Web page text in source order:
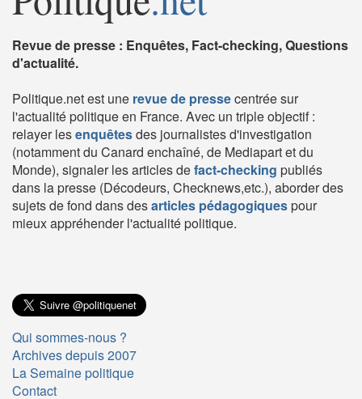
Revue de presse : Enquêtes, Fact-checking, Questions
d'actualité.
Politique.net est une revue de pressecentrée sur
l'actualité politique en France. Avec un triple objectif :
relayer lesenquêtesdes journalistes d'investigation
(notamment du Canard enchaîné, de Mediapart et du
Monde), signaler les articles defact-checking publiés
dans la presse (Décodeurs, Checknews,etc.), aborder des
sujets de fond dans desarticles pédagogiquespour
mieux appréhender l'actualité politique.
Qui sommes-nous ?
Archives depuis 2007
La Semaine politique
Contact